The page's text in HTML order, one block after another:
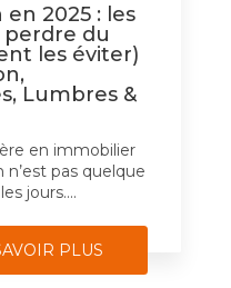
2025 : les
du
les éviter)
Lumbres &
en immobilier
n’est pas quelque
jours....
PLUS